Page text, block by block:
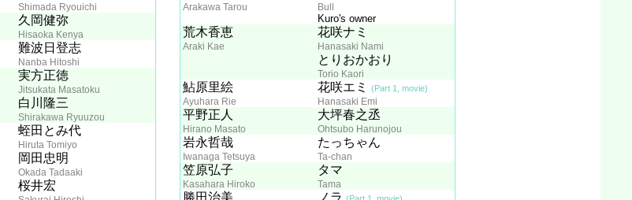
Shimada Ryouichi
久岡健弥
Hisaoka Kenya
難波日登志
Nanba Hitoshi
実方正徳
Jitsukata Masatoku
白川隆三
Shirakawa Ryuuzou
蛭田とみ代
Hiruta Tomiyo
岡田忠明
Okada Tadaaki
桜井宏
Arakawa Tarou Bull
Kuro's owner
荒木香恵
Araki Kae
花咲ナミ
Hanasaki Nami
とりおかおり
Torio Kaori
鮎原里絵
Ayuhara Rie
花咲エミ (Part 1, movie)
Hanasaki Emi
平野正人
Hirano Masato
大坪春之丞
Ohtsubo Harunojou
岩永哲哉
Iwanaga Tetsuya
たっちゃん
Ta-chan
笠原弘子
Kasahara Hiroko
タマ
Tama
勝田治美 ノラ